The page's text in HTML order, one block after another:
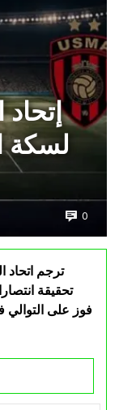
لسكة
0
ترجم اتحاد
تحقيقة
فوز على التوالي